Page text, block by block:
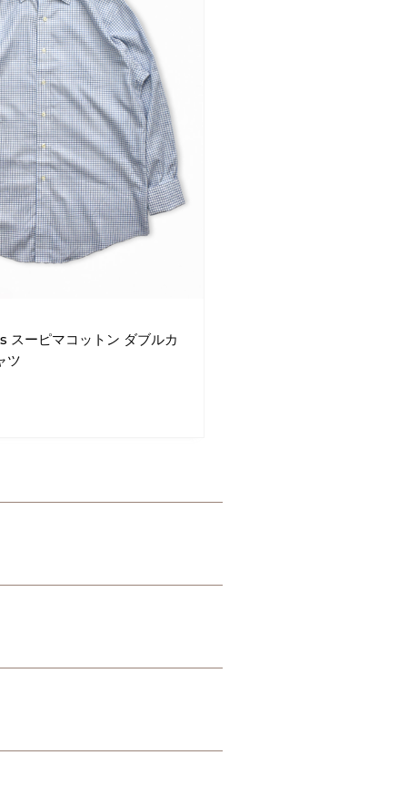
ーピマコットン ダブルカ
ツ